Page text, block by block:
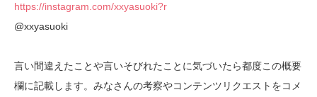
https://instagram.com/xxyasuoki?r
@xxyasuoki
言い間違えたことや言いそびれたことに気づいたら都度この概要
欄に記載します。みなさんの考察やコンテンツリクエストをコメ